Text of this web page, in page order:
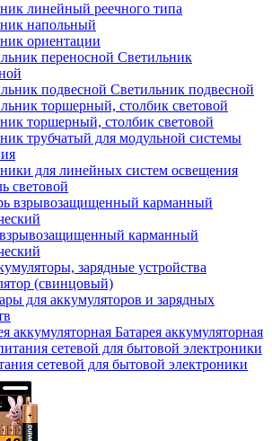
линейный реечного типа
напольный
ориентации
Светильник
Светильник подвесной
торшерный, столбик световой
трубчатый для модульной системы
для линейных систем освещения
световой
карманный
зарядные устройства
(свинцовый)
для аккумуляторов и зарядных
Батарея аккумуляторная
сетевой для бытовой электроники